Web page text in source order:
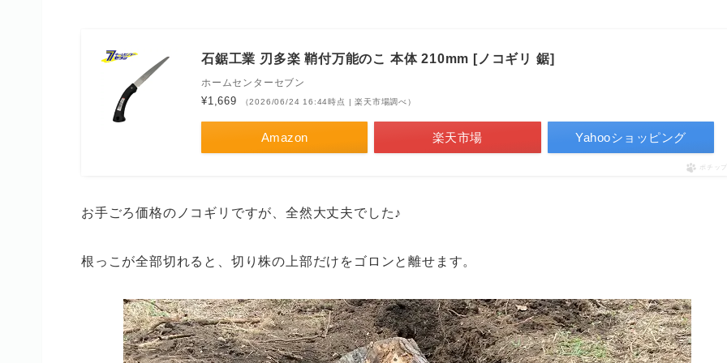
石鋸工業 刃多楽 鞘付万能のこ 本体 210mm [ノコギリ 鋸]
ホームセンターセブン
¥1,669 （2026/06/24 16:44時点 | 楽天市場調べ）
Amazon 楽天市場 Yahooショッピング
ポチップ
お手ごろ価格のノコギリですが、全然大丈夫でした♪
根っこが全部切れると、切り株の上部だけをゴロンと離せます。